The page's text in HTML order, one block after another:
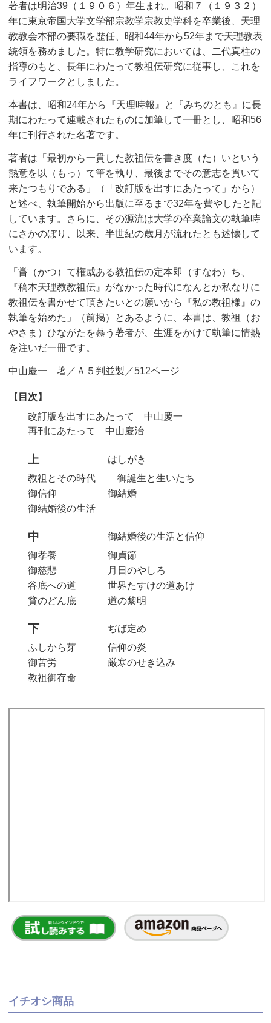
著者は明治39（１９０６）年生まれ。昭和７（１９３２）
年に東京帝国大学文学部宗教学宗教史学科を卒業後、天理
教教会本部の要職を歴任、昭和44年から52年まで天理教表
統領を務めました。特に教学研究においては、二代真柱の
指導のもと、長年にわたって教祖伝研究に従事し、これを
ライフワークとしました。
本書は、昭和24年から『天理時報』と『みちのとも』に長
期にわたって連載されたものに加筆して一冊とし、昭和56
年に刊行された名著です。
著者は「最初から一貫した教祖伝を書き度（た）いという
熱意を以（もっ）て筆を執り、最後までその意志を貫いて
来たつもりである」（「改訂版を出すにあたって」から）
と述べ、執筆開始から出版に至るまで32年を費やしたと記
しています。さらに、その源流は大学の卒業論文の執筆時
にさかのぼり、以来、半世紀の歳月が流れたとも述懐して
います。
「嘗（かつ）て権威ある教祖伝の定本即（すなわ）ち、
『稿本天理教教祖伝』がなかった時代になんとか私なりに
教祖伝を書かせて頂きたいとの願いから『私の教祖様』の
執筆を始めた」（前掲）とあるように、本書は、教祖（お
やさま）ひながたを慕う著者が、生涯をかけて執筆に情熱
を注いだ一冊です。
中山慶一 著／Ａ５判並製／512ページ
【目次】
改訂版を出すにあたって 中山慶一
再刊にあたって 中山慶治
上
はしがき
教祖とその時代
御誕生と生いたち
御信仰
御結婚
御結婚後の生活
中
御結婚後の生活と信仰
御孝養
御貞節
御慈悲
月日のやしろ
谷底への道
世界たすけの道あけ
貧のどん底
道の黎明
下
ぢば定め
ふしから芽
信仰の炎
御苦労
厳寒のせき込み
教祖御存命
イチオシ商品